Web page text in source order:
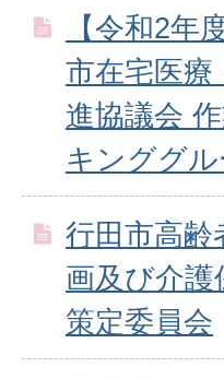
【令和2年
市在宅医療
進協議会
キンググ
行田市高齢
画及び介護
策定委員会